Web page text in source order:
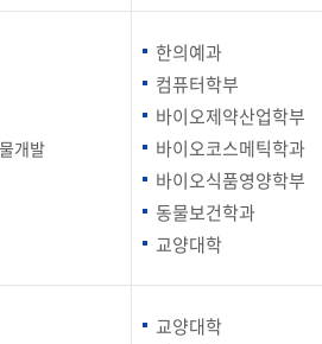
SETOPIA
개발
한의예과
컴퓨터학부
바이오제약산업학부
바이오코스메틱학과
바이오식품영양학부
동물보건학과
교양대학
교양대학